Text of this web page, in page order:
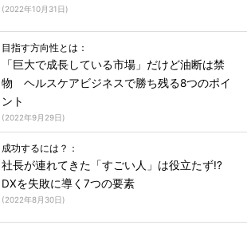
(2022年10月31日)
目指す方向性とは：
「巨大で成長している市場」だけど油断は禁
物 ヘルスケアビジネスで勝ち残る8つのポイ
ント
(2022年9月29日)
成功するには？：
社長が連れてきた「すごい人」は役立たず!?
DXを失敗に導く7つの要素
(2022年8月30日)